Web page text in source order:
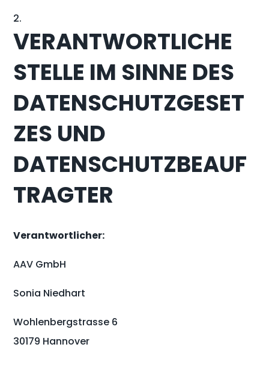
VERANTWORTLICHE
STELLE IM SINNE DES
DATENSCHUTZGESET
ZES UND
DATENSCHUTZBEAUF
TRAGTER
Verantwortlicher:
AAV GmbH
Sonia Niedhart
Wohlenbergstrasse 6
30179 Hannover